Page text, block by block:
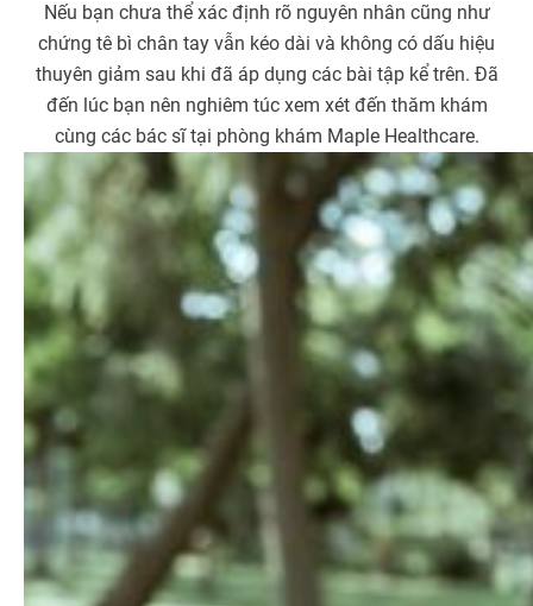
Nếu bạn chưa thể xác định rõ nguyên nhân cũng như
chứng tê bì chân tay vẫn kéo dài và không có dấu hiệu
thuyên giảm sau khi đã áp dụng các bài tập kể trên. Đã
đến lúc bạn nên nghiêm túc xem xét đến thăm khám
cùng các bác sĩ tại phòng khám Maple Healthcare.